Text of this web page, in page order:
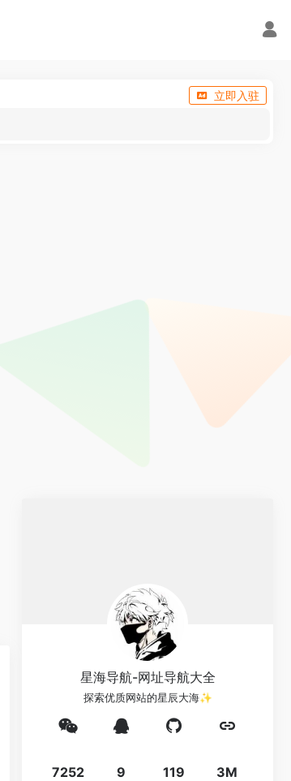
立即入驻
星海导航-网址导航大全
探索优质网站的星辰大海✨
7252 9 119 3M